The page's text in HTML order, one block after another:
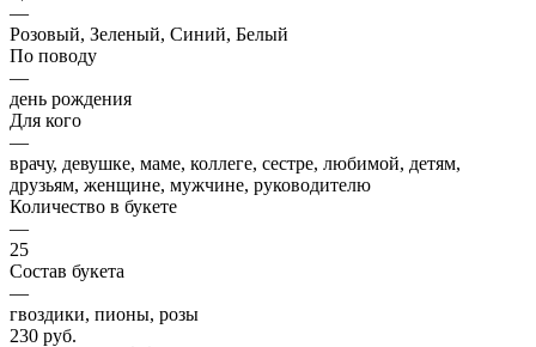
—
Розовый, Зеленый, Синий, Белый
По поводу
—
день рождения
Для кого
—
врачу, девушке, маме, коллеге, сестре, любимой, детям,
друзьям, женщине, мужчине, руководителю
Количество в букете
—
25
Состав букета
—
гвоздики, пионы, розы
230 руб.